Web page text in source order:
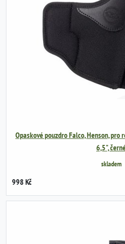
Opaskové pouzdro Falco, Henson,
6,5",
skladem
998 Kč